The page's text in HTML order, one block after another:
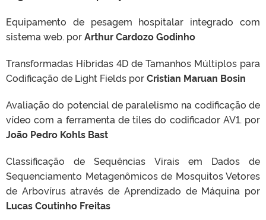
Equipamento de pesagem hospitalar integrado com
sistema web. porArthur Cardozo Godinho
Transformadas Híbridas 4D de Tamanhos Múltiplos para
Codificação de Light Fields porCristian Maruan Bosin
Avaliação do potencial de paralelismo na codificação de
vídeo com a ferramenta de tiles do codificador AV1. por
João Pedro Kohls Bast
Classificação de Sequências Virais em Dados de
Sequenciamento Metagenômicos de Mosquitos Vetores
de Arbovírus através de Aprendizado de Máquina por
Lucas Coutinho Freitas